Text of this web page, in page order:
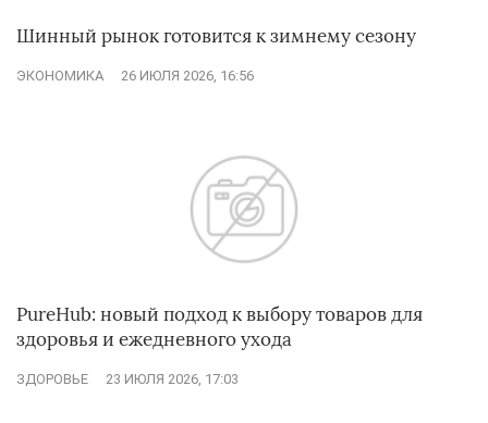
Шинный рынок готовится к зимнему сезону
ЭКОНОМИКА 26 ИЮЛЯ 2026, 16:56
PureHub: новый подход к выбору товаров для
здоровья и ежедневного ухода
ЗДОРОВЬЕ 23 ИЮЛЯ 2026, 17:03